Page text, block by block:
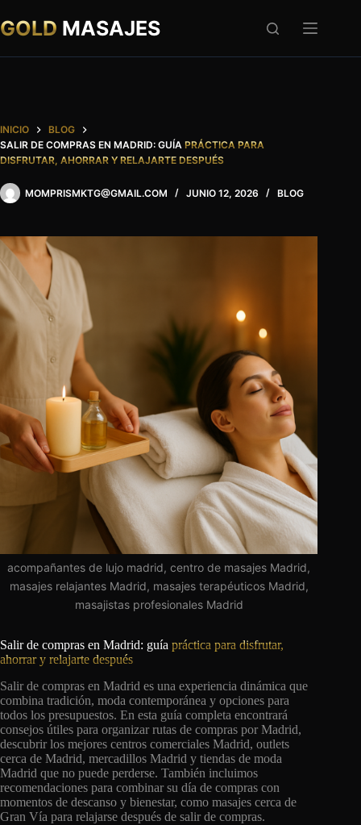
al
contenido
GOLD MASAJES
INICIO
BLOG
SALIR DE COMPRAS EN MADRID: GUÍA PRÁCTICA PARA
DISFRUTAR, AHORRAR Y RELAJARTE DESPUÉS
MOMPRISMKTG@GMAIL.COM JUNIO 12, 2026 BLOG
acompañantes de lujo madrid, centro de masajes Madrid,
masajes relajantes Madrid, masajes terapéuticos Madrid,
masajistas profesionales Madrid
Salir de compras en Madrid: guía práctica para disfrutar,
ahorrar y relajarte después
Salir de compras en Madrid es una experiencia dinámica que
combina tradición, moda contemporánea y opciones para
todos los presupuestos. En esta guía completa encontrará
consejos útiles para organizar rutas de compras por Madrid,
descubrir los mejores centros comerciales Madrid, outlets
cerca de Madrid, mercadillos Madrid y tiendas de moda
Madrid que no puede perderse. También incluimos
recomendaciones para combinar su día de compras con
momentos de descanso y bienestar, como masajes cerca de
Gran Vía para relajarse después de salir de compras.